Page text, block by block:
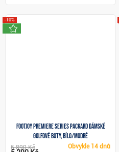
FootJoy Premiere Series Packard dámské
golfové boty, bílo/modré
-10%
Obvykle 14 dnů
5 890 Kč